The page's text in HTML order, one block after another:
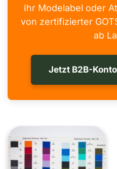
Ihr Modelabel oder
von zertifizierter
ab
Jetzt B2B-